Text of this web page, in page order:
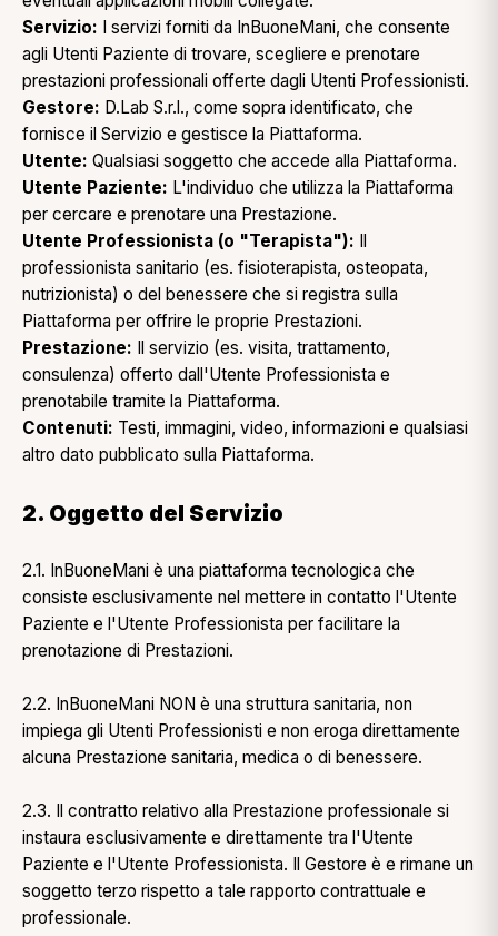
Servizio: I servizi forniti da InBuoneMani, che consente
agli Utenti Paziente di trovare, scegliere e prenotare
prestazioni professionali offerte dagli Utenti Professionisti.
Gestore: D.Lab S.r.l., come sopra identificato, che
fornisce il Servizio e gestisce la Piattaforma.
Utente: Qualsiasi soggetto che accede alla Piattaforma.
Utente Paziente: L'individuo che utilizza la Piattaforma
per cercare e prenotare una Prestazione.
Utente Professionista (o "Terapista"): Il
professionista sanitario (es. fisioterapista, osteopata,
nutrizionista) o del benessere che si registra sulla
Piattaforma per offrire le proprie Prestazioni.
Prestazione: Il servizio (es. visita, trattamento,
consulenza) offerto dall'Utente Professionista e
prenotabile tramite la Piattaforma.
Contenuti: Testi, immagini, video, informazioni e qualsiasi
altro dato pubblicato sulla Piattaforma.
2. Oggetto del Servizio
2.1. InBuoneMani è una piattaforma tecnologica che
consiste esclusivamente nel mettere in contatto l'Utente
Paziente e l'Utente Professionista per facilitare la
prenotazione di Prestazioni.
2.2. InBuoneMani NON è una struttura sanitaria, non
impiega gli Utenti Professionisti e non eroga direttamente
alcuna Prestazione sanitaria, medica o di benessere.
2.3. Il contratto relativo alla Prestazione professionale si
instaura esclusivamente e direttamente tra l'Utente
Paziente e l'Utente Professionista. Il Gestore è e rimane un
soggetto terzo rispetto a tale rapporto contrattuale e
professionale.